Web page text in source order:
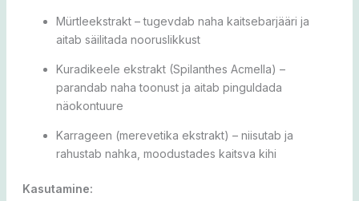
Mürtleekstrakt – tugevdab naha kaitsebarjääri ja
aitab säilitada nooruslikkust
Kuradikeele ekstrakt (Spilanthes Acmella) –
parandab naha toonust ja aitab pinguldada
näokontuure
Karrageen (merevetika ekstrakt) – niisutab ja
rahustab nahka, moodustades kaitsva kihi
Kasutamine: